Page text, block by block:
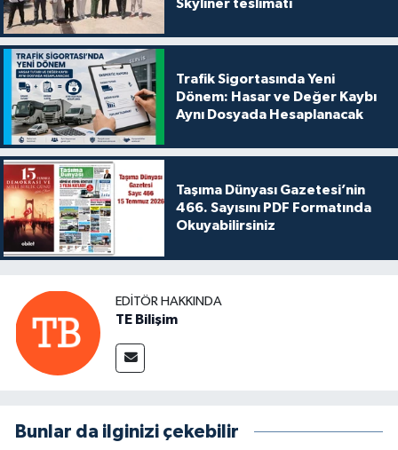
Skyliner teslimatı
Trafik Sigortasında Yeni
Dönem: Hasar ve Değer Kaybı
Aynı Dosyada Hesaplanacak
Taşıma Dünyası Gazetesi’nin
466. Sayısını PDF Formatında
Okuyabilirsiniz
EDITÖR HAKKINDA
TE Bilişim
Bunlar da ilginizi çekebilir